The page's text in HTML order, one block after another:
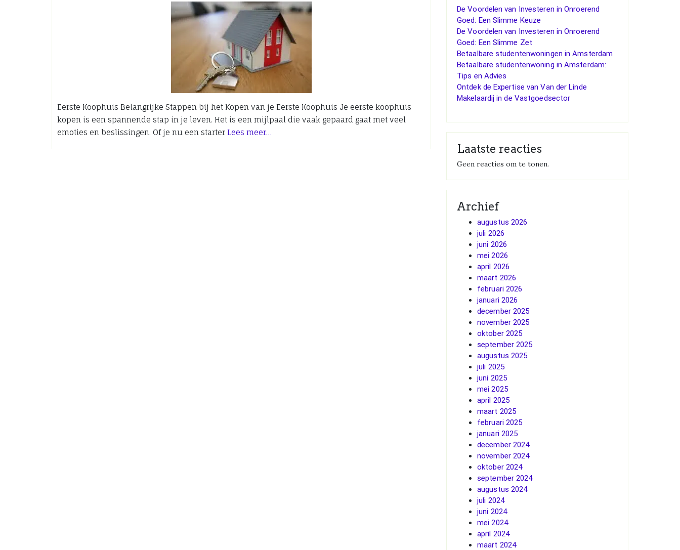
Eerste Koophuis Belangrijke Stappen bij het Kopen van je Eerste Koophuis Je eerste koophuis
kopen is een spannende stap in je leven. Het is een mijlpaal die vaak gepaard gaat met veel
emoties en beslissingen. Of je nu een starter Lees meer…
De Voordelen van Investeren in Onroerend
Goed: Een Slimme Keuze
De Voordelen van Investeren in Onroerend
Goed: Een Slimme Zet
Betaalbare studentenwoningen in Amsterdam
Betaalbare studentenwoning in Amsterdam:
Tips en Advies
Ontdek de Expertise van Van der Linde
Makelaardij in de Vastgoedsector
Laatste reacties
Geen reacties om te tonen.
Archief
augustus 2026
juli 2026
juni 2026
mei 2026
april 2026
maart 2026
februari 2026
januari 2026
december 2025
november 2025
oktober 2025
september 2025
augustus 2025
juli 2025
juni 2025
mei 2025
april 2025
maart 2025
februari 2025
januari 2025
december 2024
november 2024
oktober 2024
september 2024
augustus 2024
juli 2024
juni 2024
mei 2024
april 2024
maart 2024